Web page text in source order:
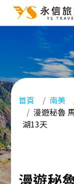
首頁 南美
漫遊秘魯
湖13天
漫遊秘